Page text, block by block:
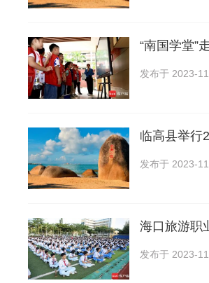
“南国学堂”
发布于 2023-
临高县举行
发布于 2023-
海口旅游职
发布于 2023-